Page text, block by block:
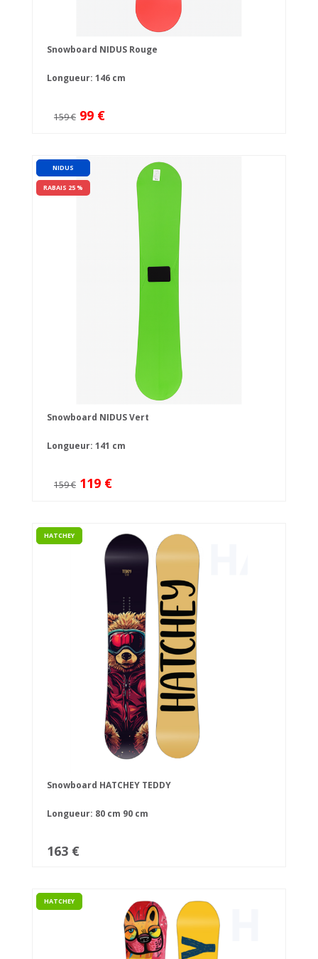
Snowboard NIDUS Rouge
Longueur: 146 cm
159 € 99 €
NIDUS
RABAIS 25 %
Snowboard NIDUS Vert
Longueur: 141 cm
159 € 119 €
HATCHEY
Snowboard HATCHEY TEDDY
Longueur: 80 cm 90 cm
163 €
HATCHEY